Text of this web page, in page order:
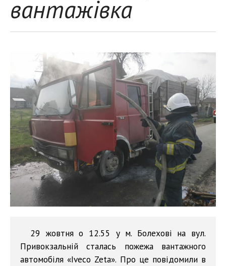
вантажівка
29 жовтня о 12.55 у м. Болехові на вул.
Привокзальній сталась пожежа вантажного
автомобіля «Iveco Zeta». Про це повідомили в